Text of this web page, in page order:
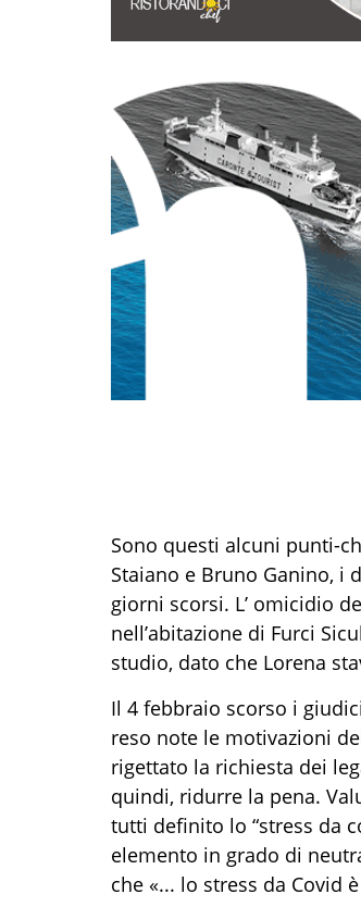
Sono questi alcuni punti-
Staiano e Bruno Ganino, i
giorni scorsi. L’ omicidio
nell’abitazione di Furci
studio, dato che Lorena
Il 4 febbraio scorso i
reso note le motivazioni
rigettato la richiesta dei
quindi, ridurre la pena.
tutti definito lo “stress da
elemento in grado di
che «... lo stress da Covid